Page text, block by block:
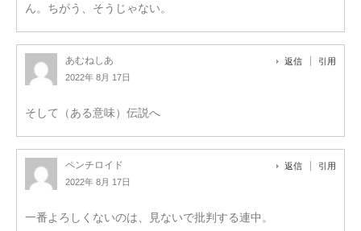
ん。ちがう、そうじゃない。
あむねしあ
2022年 8月 17日
返信 引用
そして（ある意味）伝説へ
ペンチロイド
2022年 8月 17日
返信 引用
一番よろしくないのは、見ないで批判する連中。